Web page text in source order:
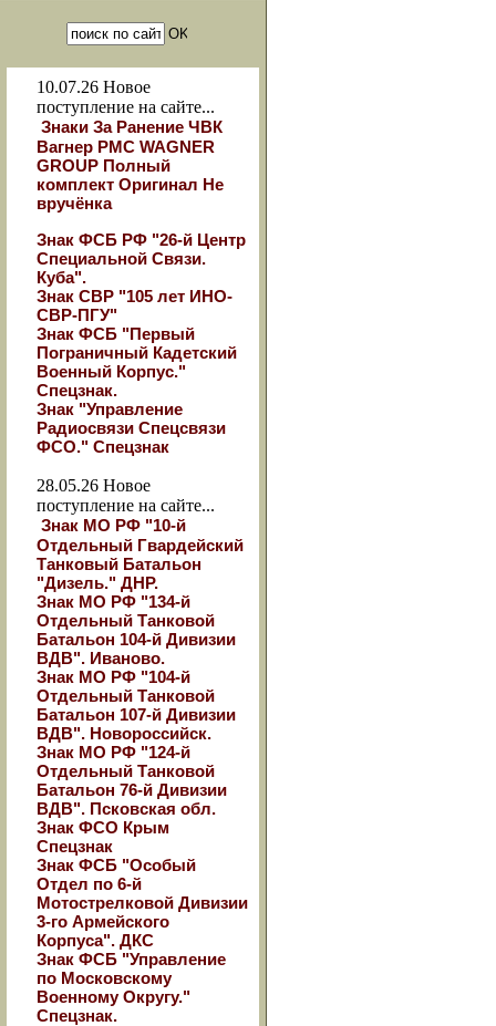
10.07.26 Новое
поступление на сайте...
Знаки За Ранение ЧВК
Вагнер РМС WAGNER
GROUP Полный
комплект Оригинал Не
вручёнка
Знак ФСБ РФ "26-й Центр
Специальной Связи.
Куба".
Знак СВР "105 лет ИНО-
СВР-ПГУ"
Знак ФСБ "Первый
Пограничный Кадетский
Военный Корпус."
Спецзнак.
Знак "Управление
Радиосвязи Спецсвязи
ФСО." Спецзнак
28.05.26 Новое
поступление на сайте...
Знак МО РФ "10-й
Отдельный Гвардейский
Танковый Батальон
"Дизель." ДНР.
Знак МО РФ "134-й
Отдельный Танковой
Батальон 104-й Дивизии
ВДВ". Иваново.
Знак МО РФ "104-й
Отдельный Танковой
Батальон 107-й Дивизии
ВДВ". Новороссийск.
Знак МО РФ "124-й
Отдельный Танковой
Батальон 76-й Дивизии
ВДВ". Псковская обл.
Знак ФСО Крым
Спецзнак
Знак ФСБ "Особый
Отдел по 6-й
Мотострелковой Дивизии
3-го Армейского
Корпуса". ДКС
Знак ФСБ "Управление
по Московскому
Военному Округу."
Спецзнак.